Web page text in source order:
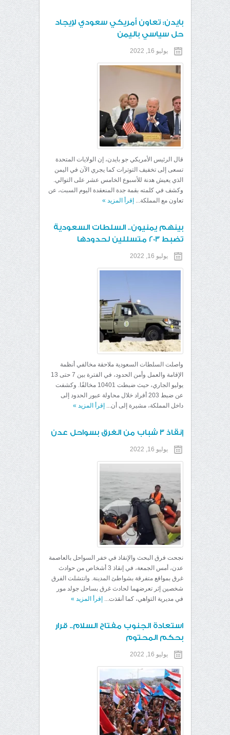
بايدن: تعاون أمريكي سعودي لإيجاد
حل سياسي باليمن
يوليو 16, 2022
قال الرئيس الأمريكي جو بايدن، إن الولايات المتحدة
تسعى إلى تخفيف التوترات كما يجري الآن في اليمن
الذي يعيش هدنة للأسبوع الخامس عشر على التوالي.
وكشف في كلمته بقمة جدة المنعقدة اليوم السبت، عن
تعاون مع المملكة... إقرأ المزيد »
بينهم يمنيون.. السلطات السعودية
تضبط 203 متسللين لحدودها
يوليو 16, 2022
واصلت السلطات السعودية ملاحقة مخالفي أنظمة
الإقامة والعمل وأمن الحدود، في الفترة بين 7 حتى 13
يوليو الجاري، حيث ضبطت 10401 مخالفًا. وكشفت
عن ضبط 203 أفراد خلال محاولة عبور الحدود إلى
داخل المملكة، مشيرة إلى أن... إقرأ المزيد »
إنقاذ 3 شباب من الغرق بسواحل عدن
يوليو 16, 2022
نجحت فرق البحث والإنقاذ في خفر السواحل بالعاصمة
عدن، أمس الجمعة، في إنقاذ 3 أشخاص من حوادث
غرق بمواقع متفرقة بشواطئ المدينة. وانتشلت الفرق
شخصين إثر تعرضهما لحادث غرق بساحل جولد مور
في مديرية التواهي، كما أنقذت... إقرأ المزيد »
استعادة الجنوب مفتاح السلام.. قرار
بحكم المحتوم
يوليو 16, 2022